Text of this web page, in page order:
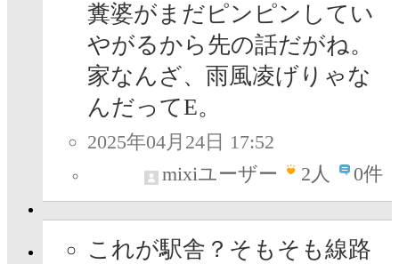
糞婆がまだピンピンしてい
やがるから先の話だがね。
家なんざ、雨風凌げりゃな
んだってE。
2025年04月24日 17:52
mixiユーザー
2人 0件
これが駅舎？そもそも線路